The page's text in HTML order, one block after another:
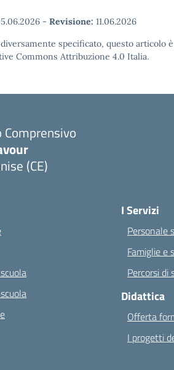
- Revisione: 11.06.2026
specificato, questo articolo
Commons Attribuzione 4.0 Italia.
(CE)
I Servizi
Personale
Famiglie e
Percorsi di
Didattica
Offerta
I progetti